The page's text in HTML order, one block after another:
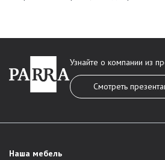
Наша мебель
Узнайте о компании из
Смотреть